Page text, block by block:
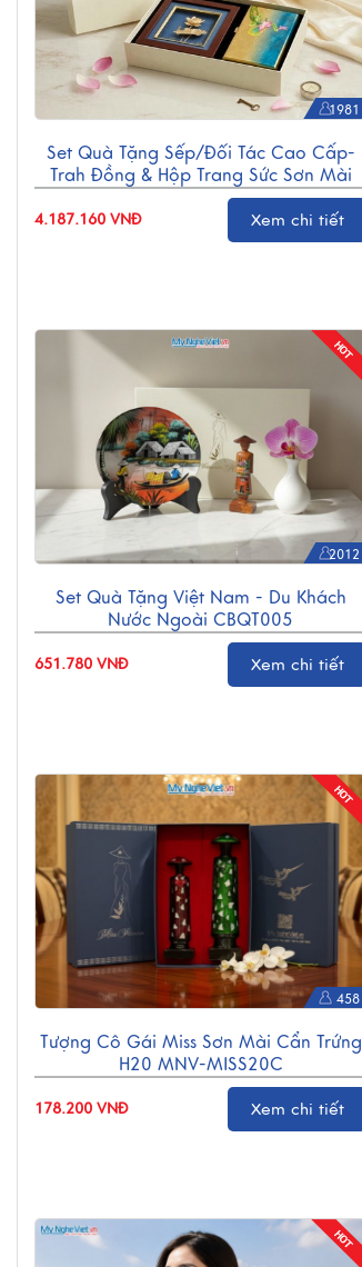
1981
Set Quà Tặng Sếp/Đối Tác Cao Cấp-
Trah Đồng & Hộp Trang Sức Sơn Mài
CBQT004
4.187.160 VNĐ Xem chi tiết
2012
Set Quà Tặng Việt Nam - Du Khách
Nước Ngoài CBQT005
651.780 VNĐ Xem chi tiết
458
Tượng Cô Gái Miss Sơn Mài Cẩn Trứng
H20 MNV-MISS20C
178.200 VNĐ Xem chi tiết